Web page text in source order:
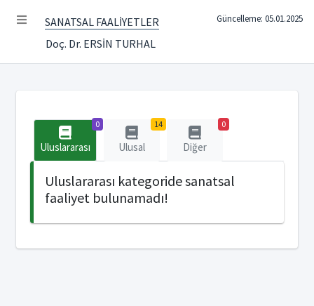
SANATSAL FAALİYETLER
Doç. Dr. ERSİN TURHAL
Güncelleme: 05.01.2025
0
Uluslararası
14
Ulusal
0
Diğer
Uluslararası kategoride sanatsal
faaliyet bulunamadı!